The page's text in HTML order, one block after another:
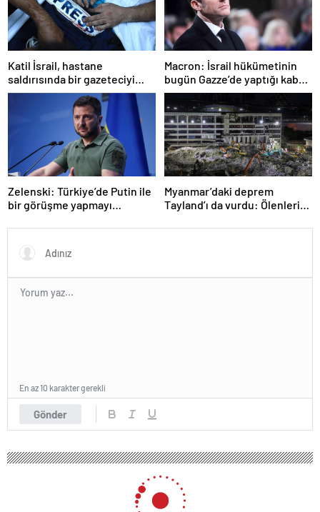
Katil İsrail, hastane
saldırısında bir gazeteciyi
öldürdüğünü itiraf etti
Macron: İsrail hükümetinin
bugün Gazze’de yaptığı kabul
edilemez
Zelenski: Türkiye’de Putin ile
bir görüşme yapmayı
Myanmar’daki deprem
Tayland’ı da vurdu: Ölenlerin
Gönder
En az 10 karakter gerekli